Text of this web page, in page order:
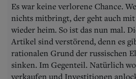
Es war keine verlorene Chance.
nichts mitbringt, der geht auch mit
wieder heim. So ist das nun mal.
Artikel sind verstörend, denn es
rationalen Grund der russischen
sinken. Im Gegenteil. Natürlich
verkaufen und Investitionen